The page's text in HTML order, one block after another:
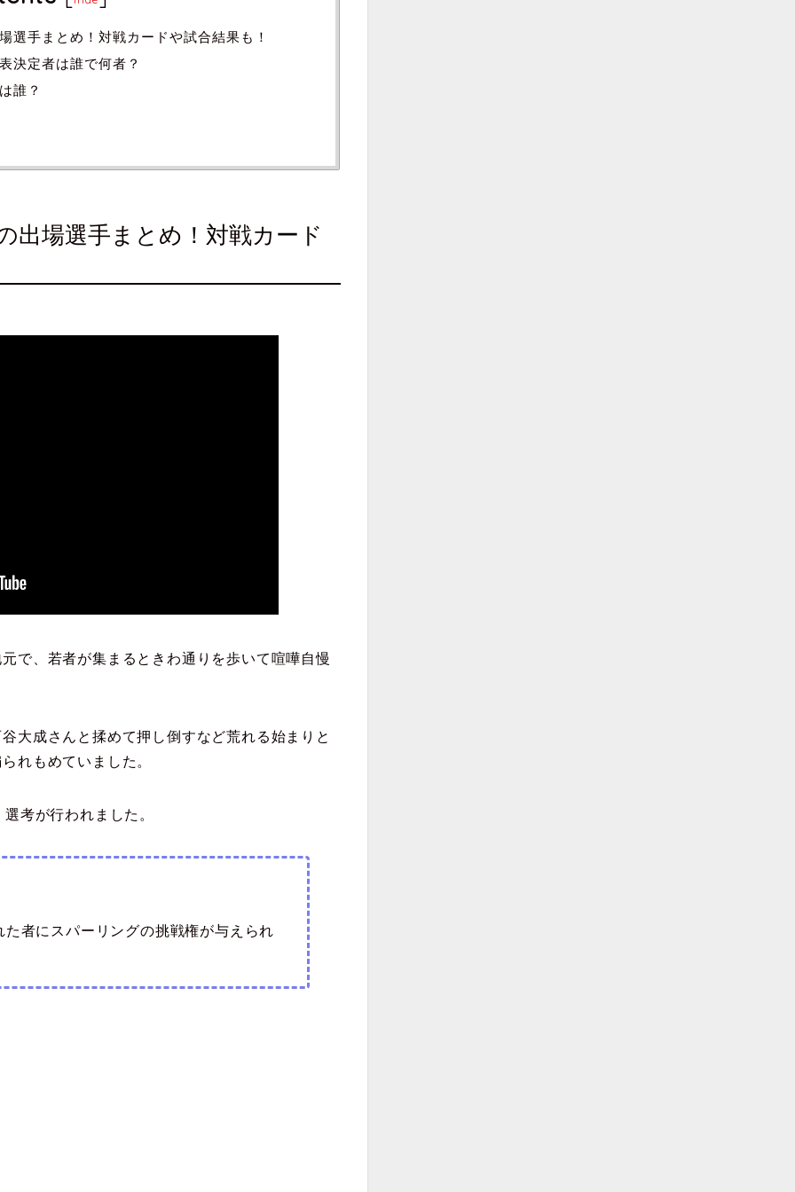
選手まとめ！対戦カードや試合結果も！
決定者は誰で何者？
誰？
出場選手まとめ！対戦カード
で、若者が集まるときわ通りを歩いて喧嘩自慢
大成さんと揉めて押し倒すなど荒れる始まりと
れもめていました。
考が行われました。
者にスパーリングの挑戦権が与えられ